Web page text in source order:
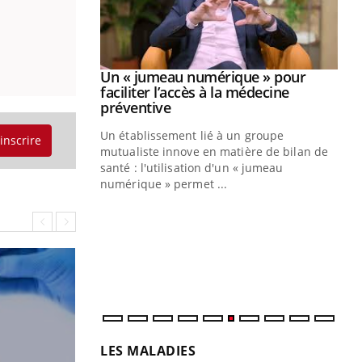
de
questions, de
Youtube
Un « jumeau numérique » pour
faciliter l’accès à la médecine
préventiveYoutube
Un établissement lié à un groupe
mutualiste innove en matière de bilan de
santé : l'utilisation d'un « jumeau
numérique » permet ...
LES MALADIES